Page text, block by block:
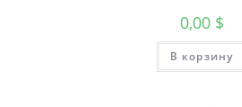
0,00 $
В корзину